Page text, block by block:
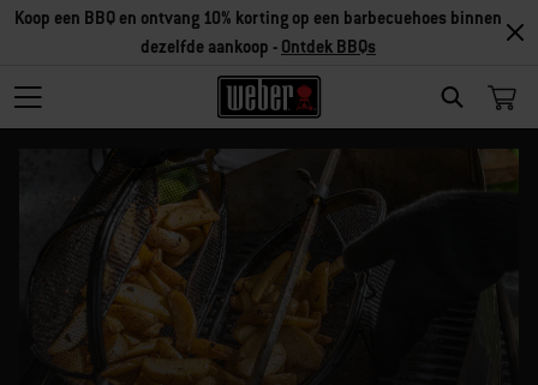
SEARCH
Koop een BBQ en ontvang 10% korting op een barbecuehoes binnen
dezelfde aankoop - Ontdek BBQs